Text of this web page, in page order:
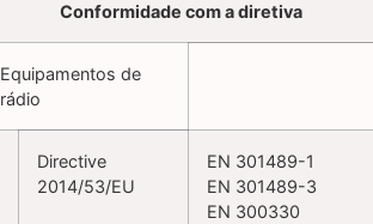
Conformidade com a diretiva
Equipamentos de
rádio
Directive
2014/53/EU
EN 301489-1
EN 301489-3
EN 300330